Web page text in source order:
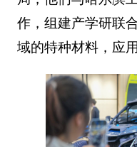
作，组建产学研联
域的特种材料，应